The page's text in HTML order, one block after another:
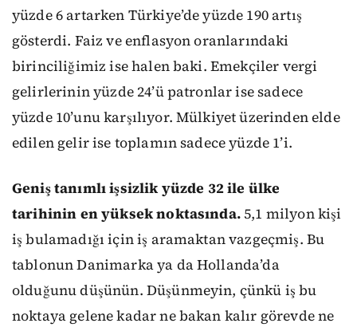
yüzde 6 artarken Türkiye’de yüzde 190 artış
gösterdi. Faiz ve enflasyon oranlarındaki
birinciliğimiz ise halen baki. Emekçiler vergi
gelirlerinin yüzde 24’ü patronlar ise sadece
yüzde 10’unu karşılıyor. Mülkiyet üzerinden elde
edilen gelir ise toplamın sadece yüzde 1’i.
Geniş tanımlı işsizlik yüzde 32 ile ülke
tarihinin en yüksek noktasında.5,1 milyon kişi
iş bulamadığı için iş aramaktan vazgeçmiş. Bu
tablonun Danimarka ya da Hollanda’da
olduğunu düşünün. Düşünmeyin, çünkü iş bu
noktaya gelene kadar ne bakan kalır görevde ne